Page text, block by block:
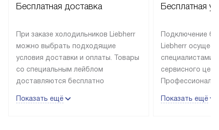
Бесплатная доставка
При заказе холодильников Liebherr
можно выбрать подходящие
условия доставки и оплаты. Товары
со специальным лейблом
доставляются бесплатно
до подъезда, выезд за МКАД
Показать ещё
Бесплатная
Подключение
Liebherr
специалистами
сервисного
эксплуатации
Показать ещё